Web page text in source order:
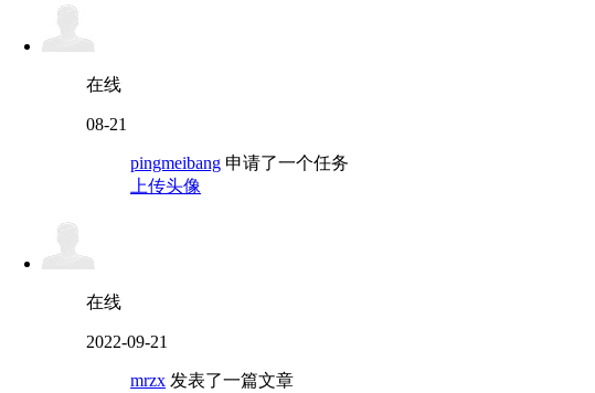
在线
08-21
pingmeibang 申请了一个任务
上传头像
在线
2022-09-21
mrzx 发表了一篇文章